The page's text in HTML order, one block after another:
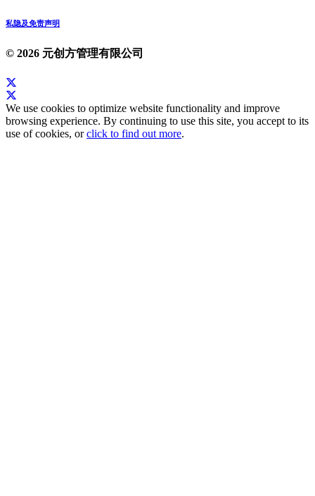
私隐及免责声明
© 2026 元创方管理有限公司
We use cookies to optimize website functionality and improve
browsing experience. By continuing to use this site, you accept to its
use of cookies, orclick to find out more.